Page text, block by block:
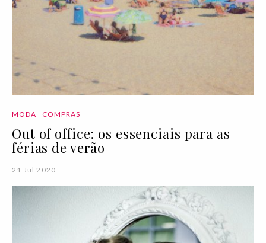
MODA COMPRAS
Out of office: os essenciais para as
férias de verão
21 Jul 2020